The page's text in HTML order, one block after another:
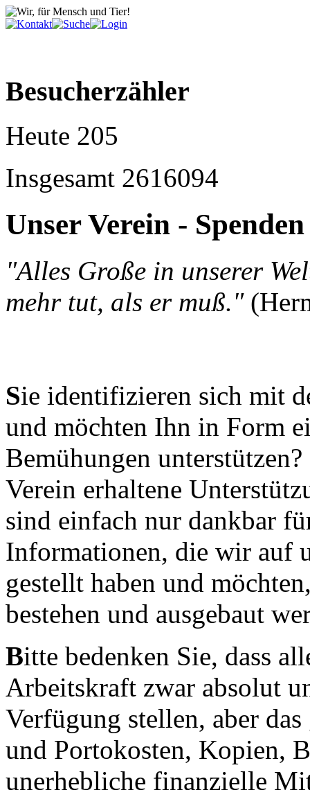
Besucherzähler
Heute 205
Insgesamt 2616094
Unser Verein - Spenden
"Alles Große in unserer
mehr tut, als er muß."
Sie identifizieren sich mit
und möchten Ihn in Form
Bemühungen
Verein erhaltene
sind einfach nur dankbar
Informationen, die wir auf
gestellt haben und
bestehen und ausgebaut
Bitte bedenken Sie, dass
Arbeitskraft zwar absolut
Verfügung stellen, aber
und Portokosten, Kopien,
unerhebliche finanzielle